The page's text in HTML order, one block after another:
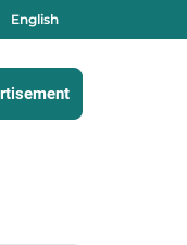
English